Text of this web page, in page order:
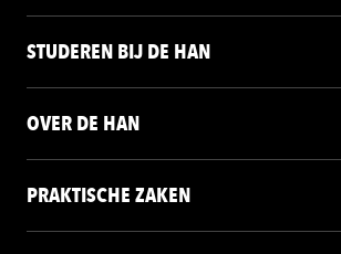
STUDEREN BIJ DE HAN
OVER DE HAN
PRAKTISCHE ZAKEN